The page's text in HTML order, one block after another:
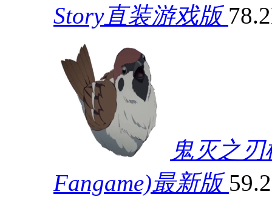
Story直装游戏版
鬼灭之刃
Fangame)最新版